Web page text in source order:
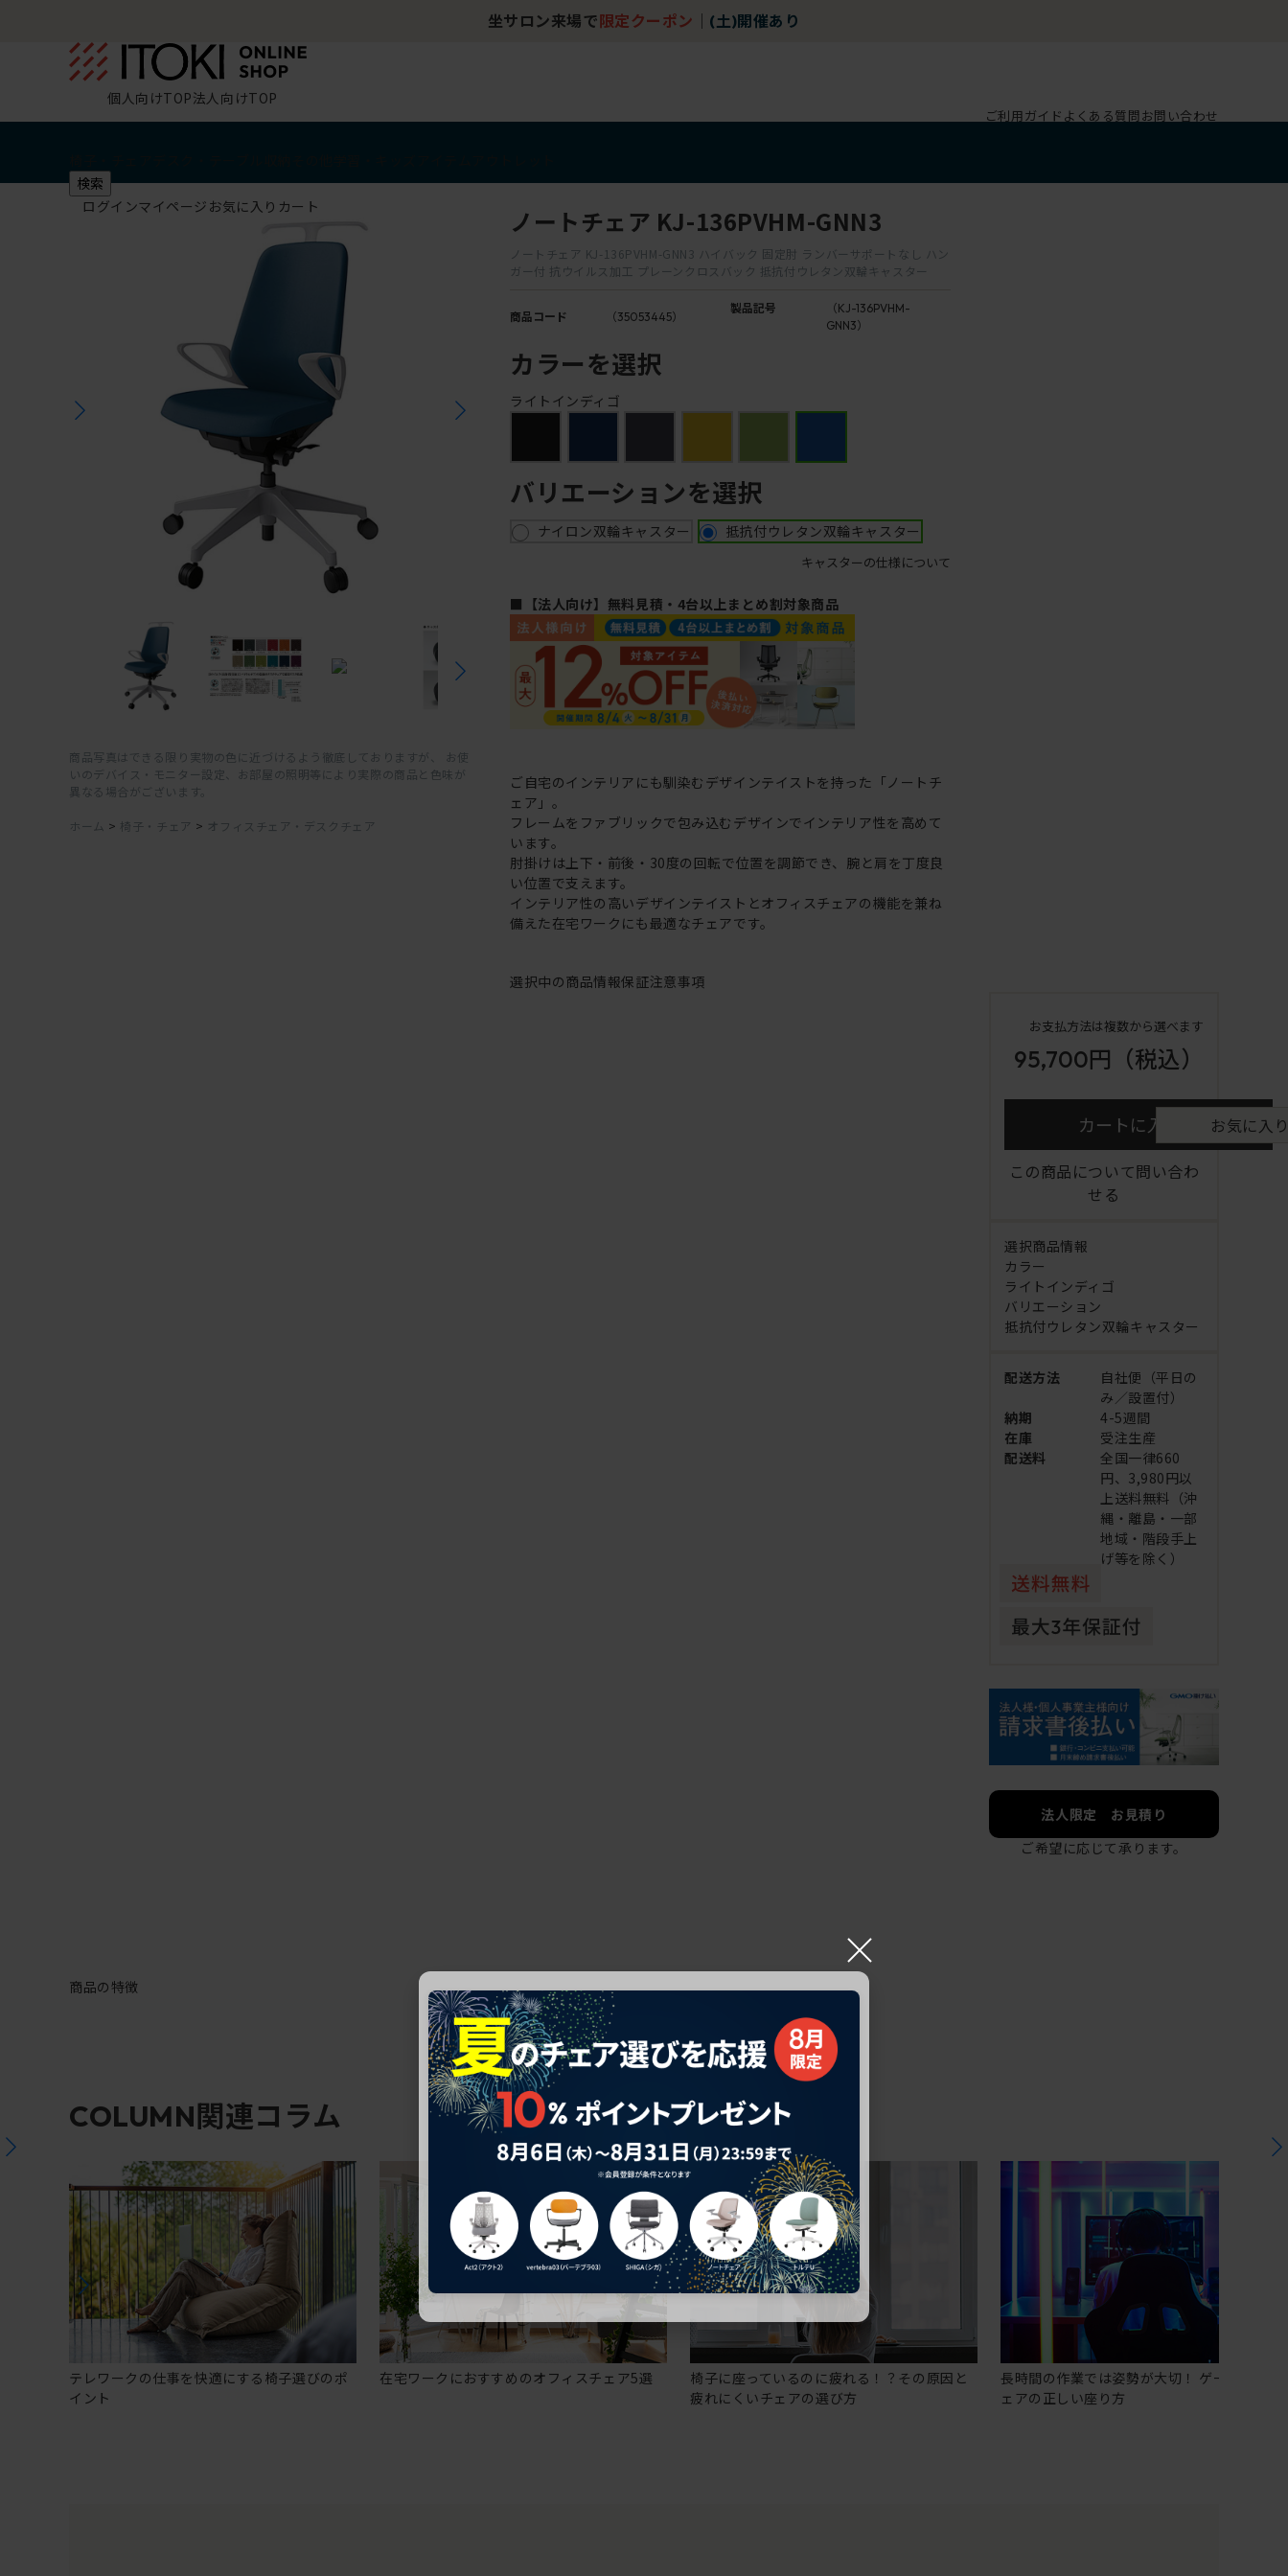
坐サロン来場で 限定クーポン (土)開催あり
個人向けTOP法人向けTOP
ご利用ガイド よくある質問お問い合わせ
検索
ログインマイページ お気に入り カート
商品写真はできる限り実物の色に近づけるよう徹底しておりますが、 お使
いのデバイス・モニター設定、お部屋の照明等により実際の商品と色味が
異なる場合がございます。
ホーム > 椅子・チェア > オフィスチェア・デスクチェア
ノートチェア KJ-136PVHM-GNN3
ノートチェア KJ-136PVHM-GNN3 ハイバック 固定肘 ランバーサポートなし ハン
ガー付 抗ウイルス加工 プレーンクロスバック 抵抗付ウレタン双輪キャスター
商品コード （35053445）
製品記号
（KJ-136PVHM-
GNN3）
カラーを選択
ライトインディゴ
バリエーションを選択
ナイロン双輪キャスター 抵抗付ウレタン双輪キャスター
キャスターの仕様について
■【法人向け】無料見積・4台以上まとめ割対象商品
ご自宅のインテリアにも馴染むデザインテイストを持った「ノートチ
ェア」。
フレームをファブリックで包み込むデザインでインテリア性を高めて
います。
肘掛けは上下・前後・30度の回転で位置を調節でき、腕と肩を丁度良
い位置で支えます。
インテリア性の高いデザインテイストとオフィスチェアの機能を兼ね
備えた在宅ワークにも最適なチェアです。
選択中の商品情報保証注意事項
お支払方法は複数から選べます
95,700円 （税込）
カートに入れる お気に入
この商品について問い合わ
せる
選択商品情報
カラー
ライトインディゴ
バリエーション
抵抗付ウレタン双輪キャスター
配送方法
自社便（平日の
み／設置付）
納期
4-5週間
在庫
受注生産
配送料
全国一律660
円、3,980円以
上送料無料（沖
縄・離島・一部
地域・階段手上
げ等を除く）
法人限定 お見積り
ご希望に応じて承ります。
商品の特徴
COLUMN関連コラム
テレワークの仕事を快適にする椅子選びのポ
イント
在宅ワークにおすすめのオフィスチェア5選
椅子に座っているのに疲れる！？その原因と
疲れにくいチェアの選び方
長時間の作業では姿勢が大切！ ゲーミングチ
ェアの正しい座り方
×